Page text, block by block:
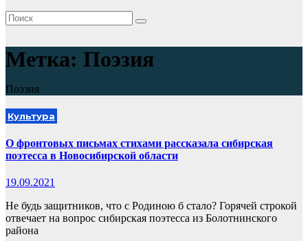
Метка: Поэзия
Поэзия
Культура
О фронтовых письмах стихами рассказала сибирская
поэтесса в Новосибирской области
19.09.2021
Не будь защитников, что с Родиною б стало? Горячей строкой
отвечает на вопрос сибирская поэтесса из Болотнинского
района